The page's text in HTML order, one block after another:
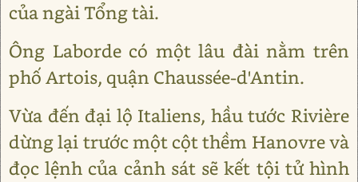
của ngài Tổng tài.
Ông Laborde có một lâu đài nằm trên
phố Artois, quận Chaussée-d'Antin.
Vừa đến đại lộ Italiens, hầu tước Rivière
dừng lại trước một cột thềm Hanovre và
đọc lệnh của cảnh sát sẽ kết tội tử hình